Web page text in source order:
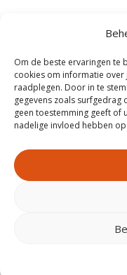
Om de beste ervaringen te
cookies om informatie
raadplegen. Door in te
gegevens zoals surfgedrag
geen toestemming geeft of
nadelige invloed hebben